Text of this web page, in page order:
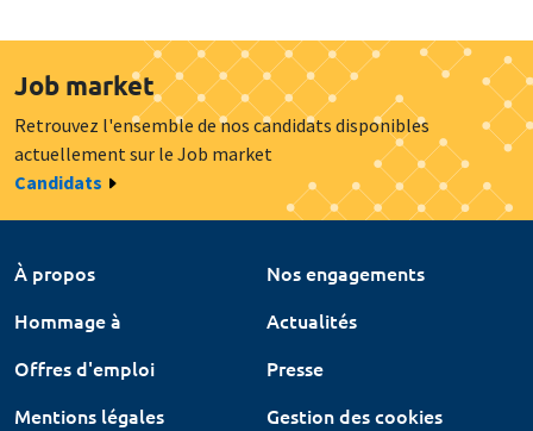
Job market
Retrouvez l'ensemble de nos candidats disponibles
actuellement sur le Job market
Candidats
À propos
Nos engagements
Hommage à
Actualités
Offres d'emploi
Presse
Mentions légales
Gestion des cookies